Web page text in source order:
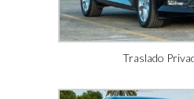
Traslado